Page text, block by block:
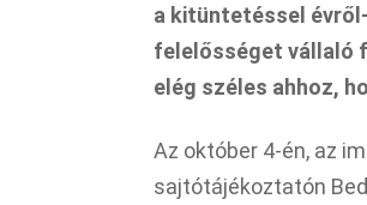
a kitüntetéssel
felelősséget vállaló
elég széles ahhoz,
Az október 4-én, az
sajtótájékoztatón